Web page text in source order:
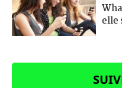
elle